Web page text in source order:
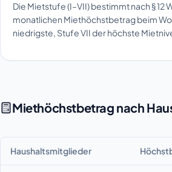
Die Mietstufe (I–VII) bestimmt nach § 12
monatlichen Miethöchstbetrag beim
niedrigste, Stufe VII der höchste
Miethöchstbetrag nach
Haushaltsmitglieder